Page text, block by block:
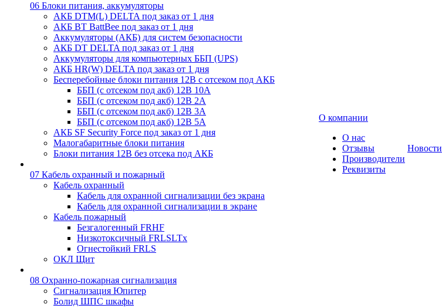
06 Блоки питания, аккумуляторы
АКБ DTM(L) DELTA под заказ от 1 дня
АКБ BT BattBee под заказ от 1 дня
Аккумуляторы (АКБ) для систем безопасности
АКБ DT DELTA под заказ от 1 дня
Аккумуляторы для компьютерных ББП (UPS)
АКБ HR(W) DELTA под заказ от 1 дня
Бесперебойные блоки питания 12В с отсеком под АКБ
ББП (с отсеком под акб) 12В 10А
ББП (с отсеком под акб) 12В 2А
ББП (с отсеком под акб) 12В 3А
ББП (с отсеком под акб) 12В 5А
АКБ SF Security Force под заказ от 1 дня
Малогабаритные блоки питания
Блоки питания 12В без отсека под АКБ
07 Кабель охранный и пожарный
Кабель охранный
Кабель для охранной сигнализации без экрана
Кабель для охранной сигнализации в экране
Кабель пожарный
Безгалогенный FRHF
Низкотоксичный FRLSLTx
Огнестойкий FRLS
ОКЛ Щит
08 Охранно-пожарная сигнализация
Сигнализация Юпитер
Болид ШПС шкафы
О компании
О нас
Отзывы
Производители
Реквизиты
Новости